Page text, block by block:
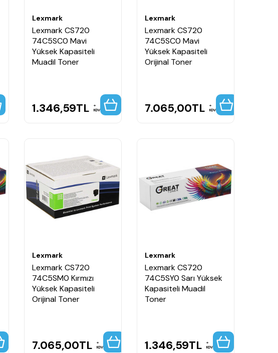
Lexmark
Lexmark CS720
74C5SC0 Mavi
Yüksek Kapasiteli
Muadil Toner
1.346,59TL KDV
Lexmark
Lexmark CS720
74C5SC0 Mavi
Yüksek Kapasiteli
Orijinal Toner
7.065,00TL KDV
Lexmark
Lexmark CS720
74C5SM0 Kırmızı
Yüksek Kapasiteli
Orijinal Toner
7.065,00TL KDV
Lexmark
Lexmark CS720
74C5SY0 Sarı Yüksek
Kapasiteli Muadil
Toner
1.346,59TL KDV